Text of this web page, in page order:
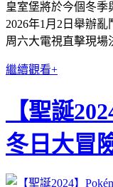
皇室堡將於今個冬季
2026年1月2日舉辦
周六大電視直擊現場
繼續觀看+
【聖誕
冬日大冒